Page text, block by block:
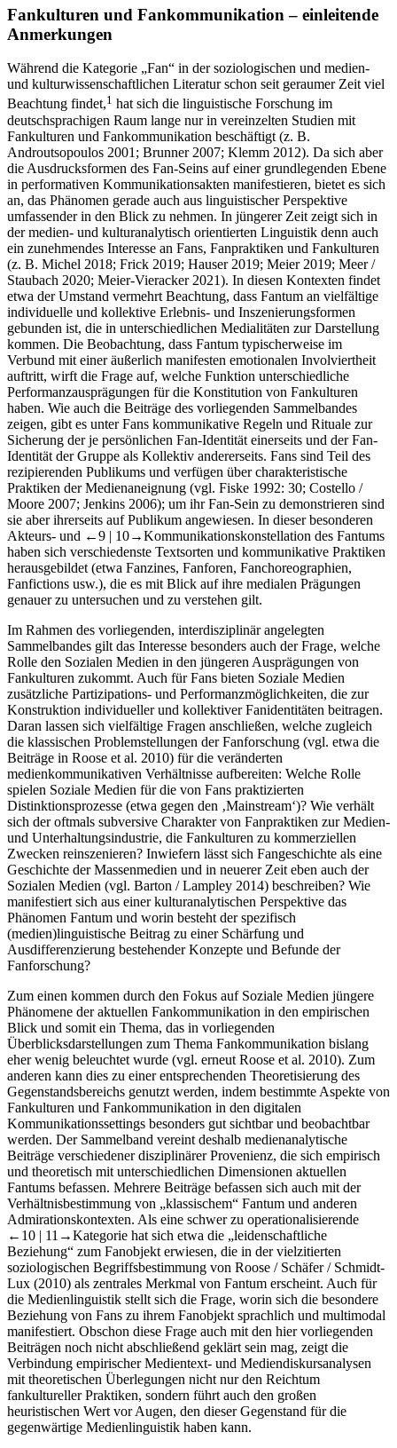
Fankulturen und Fankommunikation – einleitende
Anmerkungen
Während die Kategorie „Fan“ in der soziologischen und medien-
und kulturwissenschaftlichen Literatur schon seit geraumer Zeit viel
Beachtung findet,1 hat sich die linguistische Forschung im
deutschsprachigen Raum lange nur in vereinzelten Studien mit
Fankulturen und Fankommunikation beschäftigt (z. B.
Androutsopoulos 2001; Brunner 2007; Klemm 2012). Da sich aber
die Ausdrucksformen des Fan-Seins auf einer grundlegenden Ebene
in performativen Kommunikationsakten manifestieren, bietet es sich
an, das Phänomen gerade auch aus linguistischer Perspektive
umfassender in den Blick zu nehmen. In jüngerer Zeit zeigt sich in
der medien- und kulturanalytisch orientierten Linguistik denn auch
ein zunehmendes Interesse an Fans, Fanpraktiken und Fankulturen
(z. B. Michel 2018; Frick 2019; Hauser 2019; Meier 2019; Meer /
Staubach 2020; Meier-Vieracker 2021). In diesen Kontexten findet
etwa der Umstand vermehrt Beachtung, dass Fantum an vielfältige
individuelle und kollektive Erlebnis- und Inszenierungsformen
gebunden ist, die in unterschiedlichen Medialitäten zur Darstellung
kommen. Die Beobachtung, dass Fantum typischerweise im
Verbund mit einer äußerlich manifesten emotionalen Involviertheit
auftritt, wirft die Frage auf, welche Funktion unterschiedliche
Performanzausprägungen für die Konstitution von Fankulturen
haben. Wie auch die Beiträge des vorliegenden Sammelbandes
zeigen, gibt es unter Fans kommunikative Regeln und Rituale zur
Sicherung der je persönlichen Fan-Identität einerseits und der Fan-
Identität der Gruppe als Kollektiv andererseits. Fans sind Teil des
rezipierenden Publikums und verfügen über charakteristische
Praktiken der Medienaneignung (vgl. Fiske 1992: 30; Costello /
Moore 2007; Jenkins 2006); um ihr Fan-Sein zu demonstrieren sind
sie aber ihrerseits auf Publikum angewiesen. In dieser besonderen
Akteurs- und ←9 | 10→Kommunikationskonstellation des Fantums
haben sich verschiedenste Textsorten und kommunikative Praktiken
herausgebildet (etwa Fanzines, Fanforen, Fanchoreographien,
Fanfictions usw.), die es mit Blick auf ihre medialen Prägungen
genauer zu untersuchen und zu verstehen gilt.
Im Rahmen des vorliegenden, interdisziplinär angelegten
Sammelbandes gilt das Interesse besonders auch der Frage, welche
Rolle den Sozialen Medien in den jüngeren Ausprägungen von
Fankulturen zukommt. Auch für Fans bieten Soziale Medien
zusätzliche Partizipations- und Performanzmöglichkeiten, die zur
Konstruktion individueller und kollektiver Fanidentitäten beitragen.
Daran lassen sich vielfältige Fragen anschließen, welche zugleich
die klassischen Problemstellungen der Fanforschung (vgl. etwa die
Beiträge in Roose et al. 2010) für die veränderten
medienkommunikativen Verhältnisse aufbereiten: Welche Rolle
spielen Soziale Medien für die von Fans praktizierten
Distinktionsprozesse (etwa gegen den ‚Mainstream‘)? Wie verhält
sich der oftmals subversive Charakter von Fanpraktiken zur Medien-
und Unterhaltungsindustrie, die Fankulturen zu kommerziellen
Zwecken reinszenieren? Inwiefern lässt sich Fangeschichte als eine
Geschichte der Massenmedien und in neuerer Zeit eben auch der
Sozialen Medien (vgl. Barton / Lampley 2014) beschreiben? Wie
manifestiert sich aus einer kulturanalytischen Perspektive das
Phänomen Fantum und worin besteht der spezifisch
(medien)linguistische Beitrag zu einer Schärfung und
Ausdifferenzierung bestehender Konzepte und Befunde der
Fanforschung?
Zum einen kommen durch den Fokus auf Soziale Medien jüngere
Phänomene der aktuellen Fankommunikation in den empirischen
Blick und somit ein Thema, das in vorliegenden
Überblicksdarstellungen zum Thema Fankommunikation bislang
eher wenig beleuchtet wurde (vgl. erneut Roose et al. 2010). Zum
anderen kann dies zu einer entsprechenden Theoretisierung des
Gegenstandsbereichs genutzt werden, indem bestimmte Aspekte von
Fankulturen und Fankommunikation in den digitalen
Kommunikationssettings besonders gut sichtbar und beobachtbar
werden. Der Sammelband vereint deshalb medienanalytische
Beiträge verschiedener disziplinärer Provenienz, die sich empirisch
und theoretisch mit unterschiedlichen Dimensionen aktuellen
Fantums befassen. Mehrere Beiträge befassen sich auch mit der
Verhältnisbestimmung von „klassischem“ Fantum und anderen
Admirationskontexten. Als eine schwer zu operationalisierende
←10 | 11→Kategorie hat sich etwa die „leidenschaftliche
Beziehung“ zum Fanobjekt erwiesen, die in der vielzitierten
soziologischen Begriffsbestimmung von Roose / Schäfer / Schmidt-
Lux (2010) als zentrales Merkmal von Fantum erscheint. Auch für
die Medienlinguistik stellt sich die Frage, worin sich die besondere
Beziehung von Fans zu ihrem Fanobjekt sprachlich und multimodal
manifestiert. Obschon diese Frage auch mit den hier vorliegenden
Beiträgen noch nicht abschließend geklärt sein mag, zeigt die
Verbindung empirischer Medientext- und Mediendiskursanalysen
mit theoretischen Überlegungen nicht nur den Reichtum
fankultureller Praktiken, sondern führt auch den großen
heuristischen Wert vor Augen, den dieser Gegenstand für die
gegenwärtige Medienlinguistik haben kann.